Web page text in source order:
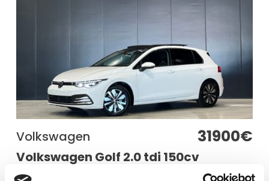
Volkswagen 31900€
Volkswagen Golf 2.0 tdi 150cv
2024 Diésel